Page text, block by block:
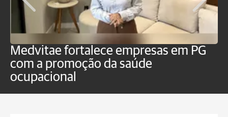
Medvitae fortalece empresas em PG
com a promoção da saúde
ocupacional